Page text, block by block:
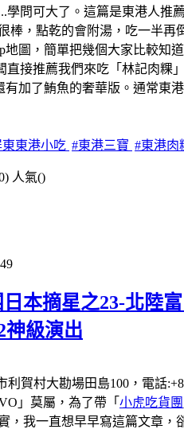
學問可大了。這篇是東港人推
棒，點乾的會附湯，吃一半再
地圖，簡單把幾個大家比較
直接推薦我們來吃「林記肉粿
加了鮪魚的奢華版。通常東
東東港小吃 #東港三寶 #東港肉
人氣()
日本摘星之23-北陸
神級演出
利賀村大勘場田島100，電話
」莫屬，為了帶「 小虎吃貨團
，我一直想早早寫這篇文章